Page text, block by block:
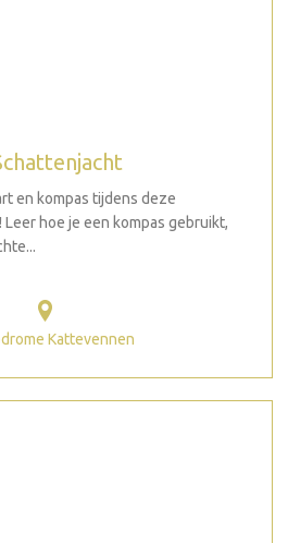
en kompas tijdens deze
hoe je een kompas gebruikt,
Kattevennen